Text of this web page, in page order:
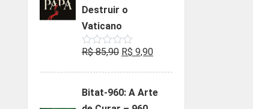
Destruir o
Vaticano
Avaliação
de
R$85,90 O
era:
R$ 9,90O
é:
Bitat-960: A Arte